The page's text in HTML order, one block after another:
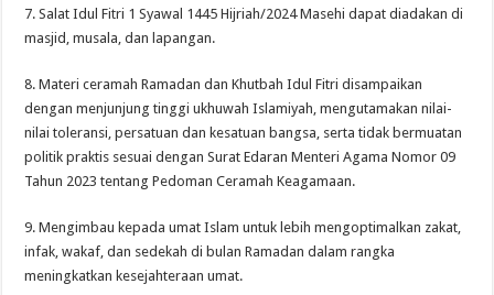
7. Salat Idul Fitri 1 Syawal 1445 Hijriah/2024 Masehi dapat diadakan di
masjid, musala, dan lapangan.
8. Materi ceramah Ramadan dan Khutbah Idul Fitri disampaikan
dengan menjunjung tinggi ukhuwah Islamiyah, mengutamakan nilai-
nilai toleransi, persatuan dan kesatuan bangsa, serta tidak bermuatan
politik praktis sesuai dengan Surat Edaran Menteri Agama Nomor 09
Tahun 2023 tentang Pedoman Ceramah Keagamaan.
9. Mengimbau kepada umat Islam untuk lebih mengoptimalkan zakat,
infak, wakaf, dan sedekah di bulan Ramadan dalam rangka
meningkatkan kesejahteraan umat.